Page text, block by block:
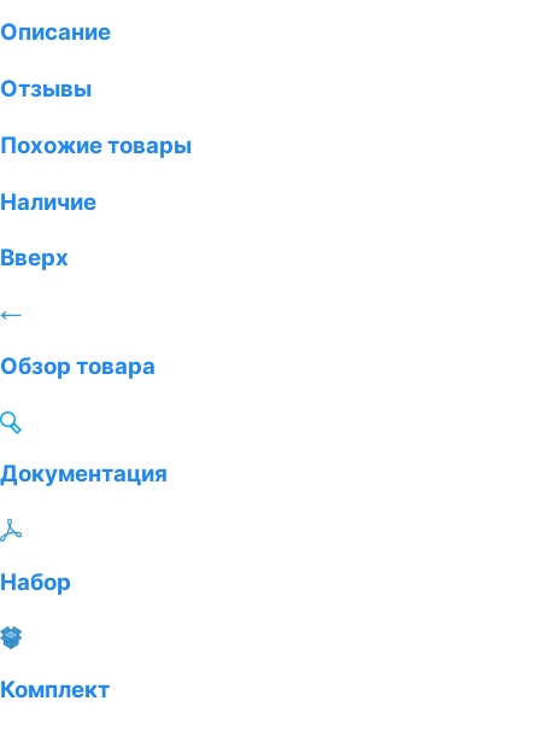
Описание
Отзывы
Похожие товары
Наличие
Вверх
Обзор товара
Документация
Набор
Комплект